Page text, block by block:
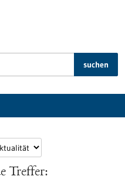
suchen
Treffer: